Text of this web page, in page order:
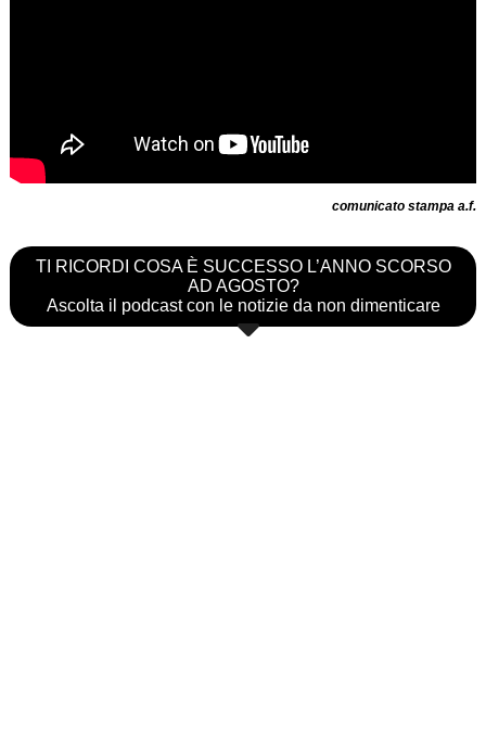
comunicato stampa a.f.
TI RICORDI COSA È SUCCESSO L’ANNO SCORSO
AD AGOSTO?
Ascolta il podcast con le notizie da non dimenticare